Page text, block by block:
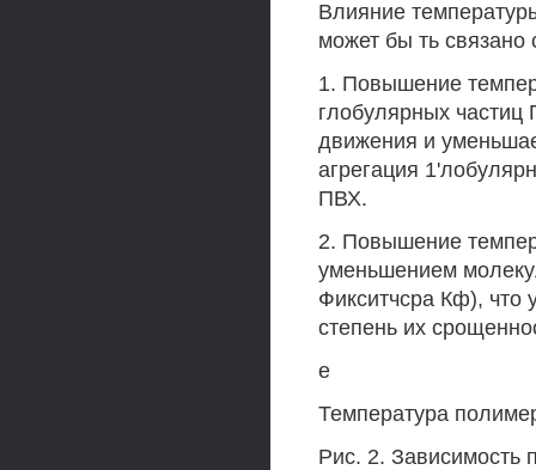
Влияние
может бы ть
1. Повышение
глобулярных частиц
движения и
агрегация
ПВХ.
2. Повышение
уменьшением
Фикситчсра Кф), что
степень их
е
Температура
Рис. 2. Зависимость